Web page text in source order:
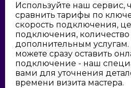
Используйте наш сервис,
сравнить тарифы по
скорость подключения,
подключения, количество
дополнительным
можете сразу оставить
подключение - наш
вами для уточнения
времени визита мастера.